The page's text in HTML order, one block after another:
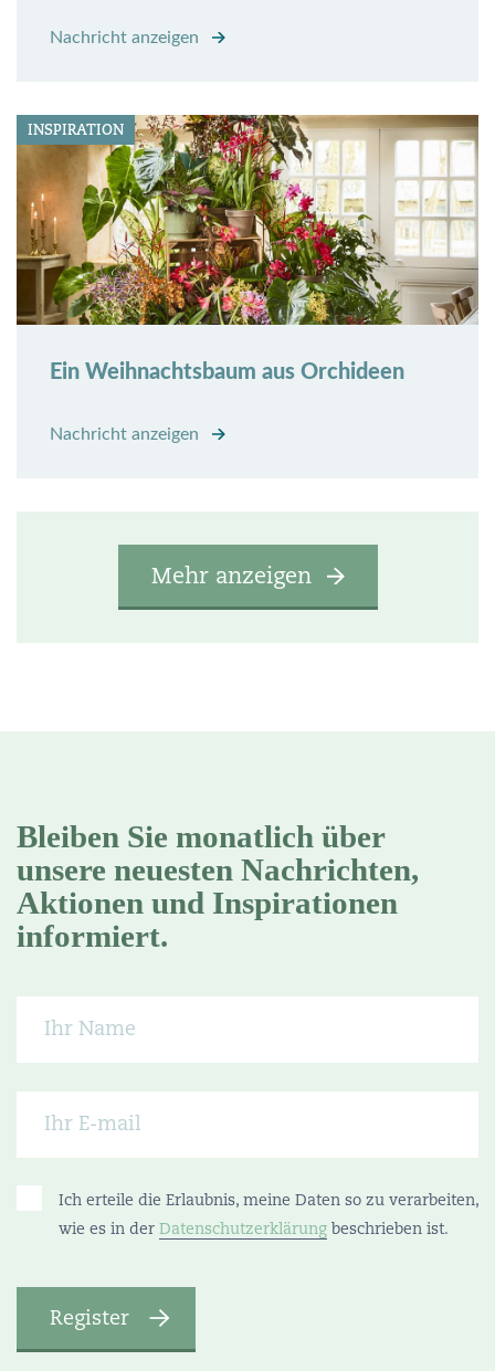
Nachricht anzeigen
INSPIRATION
Ein Weihnachtsbaum aus Orchideen
Nachricht anzeigen
Mehr anzeigen
Bleiben Sie monatlich über
unsere neuesten Nachrichten,
Aktionen und Inspirationen
informiert.
Ich erteile die Erlaubnis, meine Daten so zu verarbeiten,
wie es in der Datenschutzerklärung beschrieben ist.